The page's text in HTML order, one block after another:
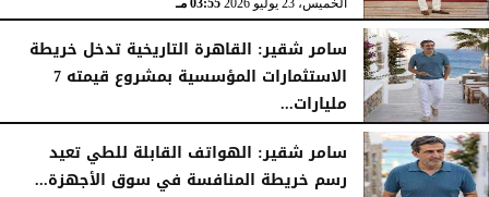
الخميس، 23 يوليو 2026 03:55 مـ
سامر شقير: القاهرة التاريخية تدخل خريطة
الاستثمارات المؤسسية بمشروع قيمته 7
مليارات...
الخميس، 23 يوليو 2026
سامر شقير: الهواتف القابلة للطي تعيد
رسم خريطة المنافسة في سوق الأجهزة...